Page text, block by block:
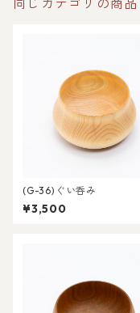
同じカテゴリの商品
(G-36)ぐい呑み
¥3,500